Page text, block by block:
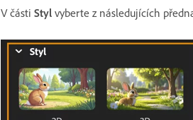
V části Styl vyberte z následujících